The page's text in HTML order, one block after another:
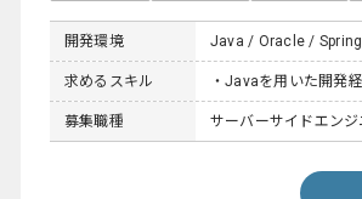
開発環境 Java / Oracle /
求めるスキル ・Javaを用いた開発
募集職種 サーバーサイドエンジ